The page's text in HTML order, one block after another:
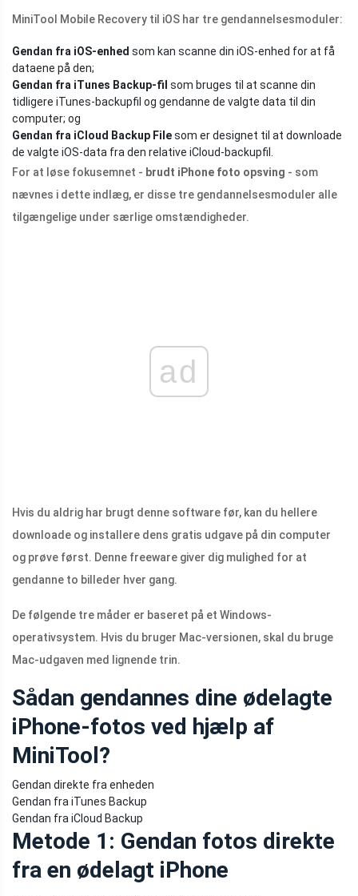
MiniTool Mobile Recovery til iOS har tre gendannelsesmoduler:
Gendan fra iOS-enhed som kan scanne din iOS-enhed for at få
dataene på den;
Gendan fra iTunes Backup-fil som bruges til at scanne din
tidligere iTunes-backupfil og gendanne de valgte data til din
computer; og
Gendan fra iCloud Backup Filesom er designet til at downloade
de valgte iOS-data fra den relative iCloud-backupfil.
For at løse fokusemnet - brudt iPhone foto opsving - som
nævnes i dette indlæg, er disse tre gendannelsesmoduler alle
tilgængelige under særlige omstændigheder.
ad
Hvis du aldrig har brugt denne software før, kan du hellere
downloade og installere dens gratis udgave på din computer
og prøve først. Denne freeware giver dig mulighed for at
gendanne to billeder hver gang.
De følgende tre måder er baseret på et Windows-
operativsystem. Hvis du bruger Mac-versionen, skal du bruge
Mac-udgaven med lignende trin.
Sådan gendannes dine ødelagte
iPhone-fotos ved hjælp af
MiniTool?
Gendan direkte fra enheden
Gendan fra iTunes Backup
Gendan fra iCloud Backup
Metode 1: Gendan fotos direkte
fra en ødelagt iPhone